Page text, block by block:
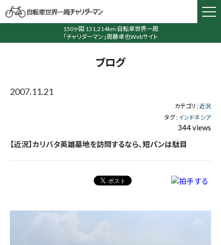
150ヶ国 131,214km 自転車世界一周
「チャリダーマン」周藤卓也Webサイト
ブログ
2007.11.21
カテゴリ :近況
タグ : インドネシア
344 views
【近況】カリバタ英雄墓地を訪問するなら、短パンは駄目